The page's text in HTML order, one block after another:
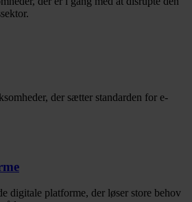
der sætter standarden for e-
digitale platforme, der løser store behov